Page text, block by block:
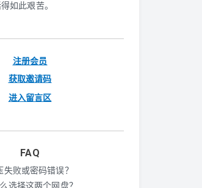
如此艰苦。
注册会员
获取邀请码
进入留言区
FAQ
失败或密码错误？
选择这两个网盘？